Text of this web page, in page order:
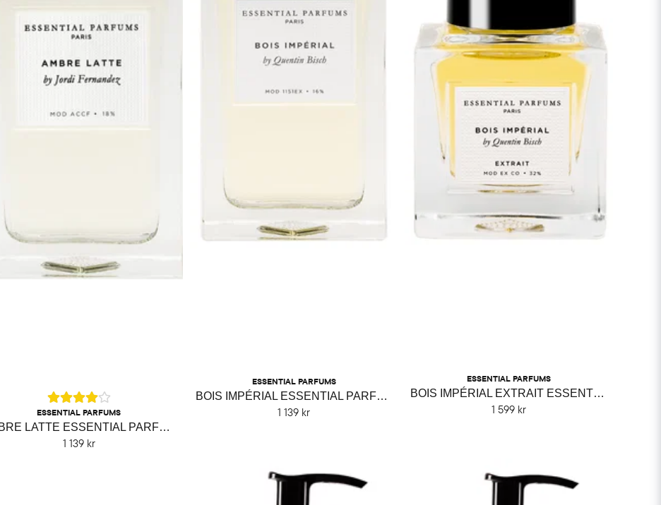
ESSENTIAL PARFUMS
AMBRE LATTE ESSENTIAL PARFUMS
1 139 kr
ESSENTIAL PARFUMS
BOIS IMPÉRIAL ESSENTIAL PARFUMS
1 139 kr
ESSENTIAL PARFUMS
BOIS IMPÉRIAL EXTRAIT ESSENTIAL PARFUMS
1 599 kr